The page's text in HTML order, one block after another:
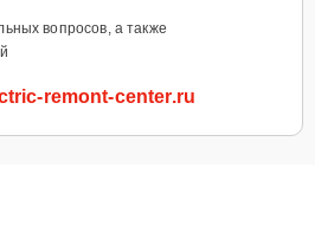
вопросов, а также
remont-center.ru